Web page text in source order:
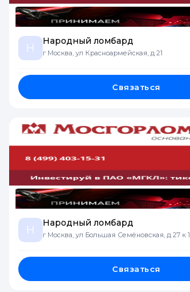
Н
Народный ломбард
г Москва, ул Красноармейская, д 21
Связаться
Н
Народный ломбард
г Москва, ул Большая Семёновская, д 27 к 1
Связаться